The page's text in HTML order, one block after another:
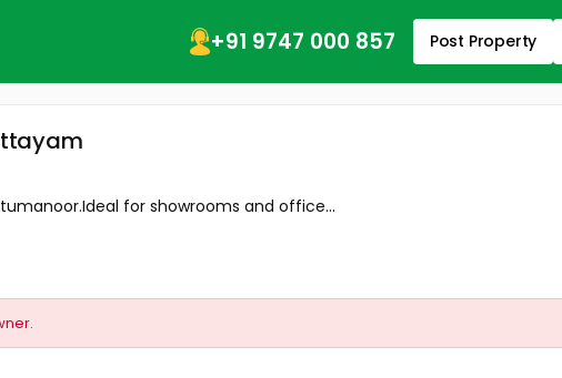
+91 9747 000 857 Post Property
for showrooms and office...